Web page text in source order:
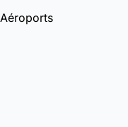
Aéroports